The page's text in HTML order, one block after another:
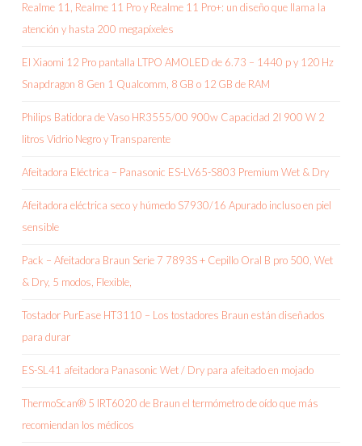
Realme 11, Realme 11 Pro y Realme 11 Pro+: un diseño que llama la
atención y hasta 200 megapíxeles
El Xiaomi 12 Pro pantalla LTPO AMOLED de 6.73 – 1440 p y 120 Hz
Snapdragon 8 Gen 1 Qualcomm, 8 GB o 12 GB de RAM
Philips Batidora de Vaso HR3555/00 900w Capacidad 2l 900 W 2
litros Vidrio Negro y Transparente
Afeitadora Eléctrica – Panasonic ES-LV65-S803 Premium Wet & Dry
Afeitadora eléctrica seco y húmedo S7930/16 Apurado incluso en piel
sensible
Pack – Afeitadora Braun Serie 7 7893S + Cepillo Oral B pro 500, Wet
& Dry, 5 modos, Flexible,
Tostador PurEase HT3110 – Los tostadores Braun están diseñados
para durar
ES-SL41 afeitadora Panasonic Wet / Dry para afeitado en mojado
ThermoScan® 5 IRT6020 de Braun el termómetro de oído que más
recomiendan los médicos